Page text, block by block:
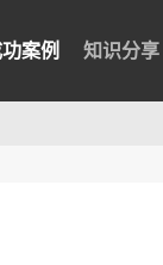
案例 知识分享